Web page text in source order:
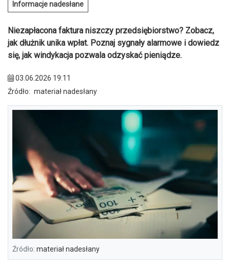
Informacje nadesłane
Niezapłacona faktura niszczy przedsiębiorstwo? Zobacz,
jak dłużnik unika wpłat. Poznaj sygnały alarmowe i dowiedz
się, jak windykacja pozwala odzyskać pieniądze.
03.06.2026 19:11
Źródło: materiał nadesłany
Źródło: materiał nadesłany